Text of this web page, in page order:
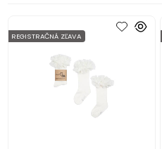
REGISTRAČNÁ ZĽAVA